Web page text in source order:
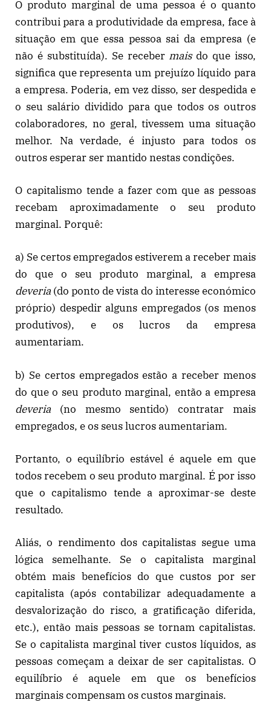
O produto marginal de uma pessoa é o quanto
contribui para a produtividade da empresa, face à
situação em que essa pessoa sai da empresa (e
não é substituída). Se receber maisdo que isso,
significa que representa um prejuízo líquido para
a empresa. Poderia, em vez disso, ser despedida e
o seu salário dividido para que todos os outros
colaboradores, no geral, tivessem uma situação
melhor. Na verdade, é injusto para todos os
outros esperar ser mantido nestas condições.
O capitalismo tende a fazer com que as pessoas
recebam aproximadamente o seu produto
marginal. Porquê:
a) Se certos empregados estiverem a receber mais
do que o seu produto marginal, a empresa
deveria (do ponto de vista do interesse económico
próprio) despedir alguns empregados (os menos
produtivos), e os lucros da empresa
aumentariam.
b) Se certos empregados estão a receber menos
do que o seu produto marginal, então a empresa
deveria (no mesmo sentido) contratar mais
empregados, e os seus lucros aumentariam.
Portanto, o equilíbrio estável é aquele em que
todos recebem o seu produto marginal. É por isso
que o capitalismo tende a aproximar-se deste
resultado.
Aliás, o rendimento dos capitalistas segue uma
lógica semelhante. Se o capitalista marginal
obtém mais benefícios do que custos por ser
capitalista (após contabilizar adequadamente a
desvalorização do risco, a gratificação diferida,
etc.), então mais pessoas se tornam capitalistas.
Se o capitalista marginal tiver custos líquidos, as
pessoas começam a deixar de ser capitalistas. O
equilíbrio é aquele em que os benefícios
marginais compensam os custos marginais.